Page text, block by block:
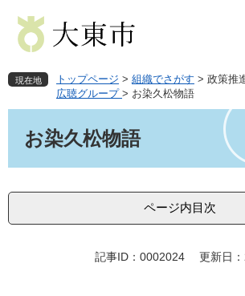
先
で
を
ば
へ
現在地 トップページ > 組織でさがす > 政策推
広聴グループ > お染久松物語
お染久松物語
ページ内目次
記事ID：0002024 更新日